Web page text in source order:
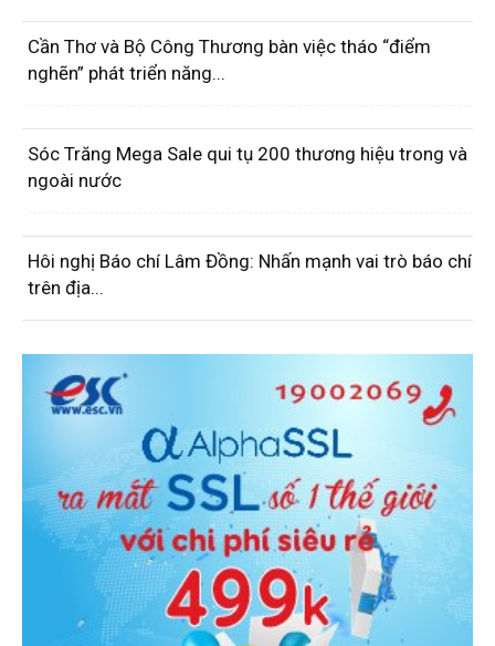
Cần Thơ và Bộ Công Thương bàn việc tháo “điểm
nghẽn” phát triển năng...
Sóc Trăng Mega Sale qui tụ 200 thương hiệu trong và
ngoài nước
Hôi nghị Báo chí Lâm Đồng: Nhấn mạnh vai trò báo chí
trên địa...